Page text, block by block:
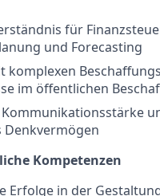
für
und Forecasting
komplexen
im öffentlichen
Denkvermögen
Kompetenzen
Erfolge in der